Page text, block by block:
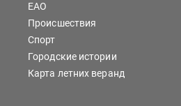
ЕАО
Происшествия
Спорт
Городские истории
Карта летних веранд